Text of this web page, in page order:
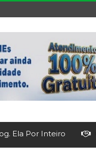
Ela Por Inteiro